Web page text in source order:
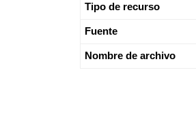
Tipo de recurso
Fuente
Nombre de archivo